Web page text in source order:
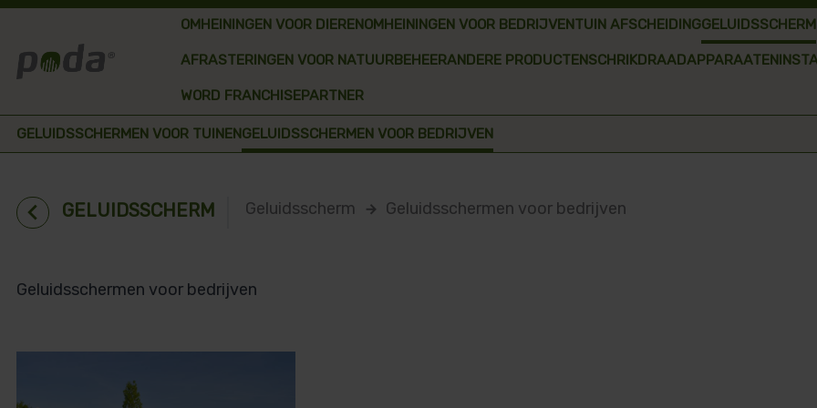
OMHEININGEN VOOR DIERENOMHEININGEN VOOR BEDRIJVENTUIN AFSCHEIDINGGELUIDSSCHERM
AFRASTERINGEN VOOR NATUURBEHEERANDERE PRODUCTENSCHRIKDRAADAPPARAATEN
WORD FRANCHISEPARTNER
GELUIDSSCHERMEN VOOR TUINENGELUIDSSCHERMEN VOOR BEDRIJVEN
chevron_left GELUIDSSCHERM Geluidsscherm arrow_forward Geluidsschermen voor bedrijven
Geluidsschermen voor bedrijven